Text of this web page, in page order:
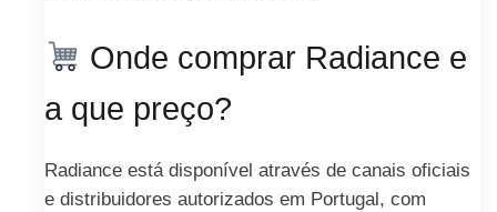
Onde comprar Radiance e
a que preço?
Radiance está disponível através de canais oficiais
e distribuidores autorizados em Portugal, com